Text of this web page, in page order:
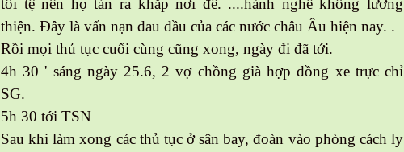
tồi tệ nên họ tản ra khắp nơi để. ....hành nghề không lương
thiện. Đây là vấn nạn đau đầu của các nước châu Âu hiện nay. .
Rồi mọi thủ tục cuối cùng cũng xong, ngày đi đã tới.
4h 30 ' sáng ngày 25.6, 2 vợ chồng già hợp đồng xe trực chỉ
SG.
5h 30 tới TSN
Sau khi làm xong các thủ tục ở sân bay, đoàn vào phòng cách ly